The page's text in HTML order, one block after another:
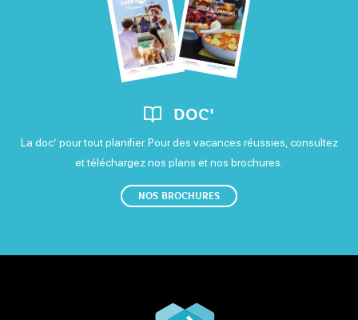
Samedi
Ouvert de 11h à 19h
DOC'
La doc’ pour tout planifier. Pour des vacances réussies, consultez
et téléchargez nos plans et nos brochures.
NOS BROCHURES